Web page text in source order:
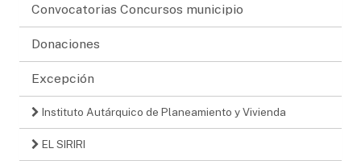
Convocatorias Concursos municipio
Donaciones
Excepción
Instituto Autárquico de Planeamiento y Vivienda
EL SIRIRI